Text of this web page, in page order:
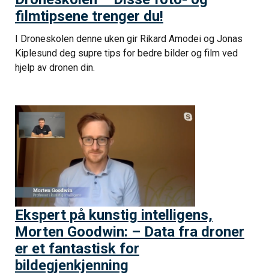
filmtipsene trenger du!
I Droneskolen denne uken gir Rikard Amodei og Jonas
Kiplesund deg supre tips for bedre bilder og film ved
hjelp av dronen din.
Ekspert på kunstig intelligens,
Morten Goodwin: – Data fra droner
er et fantastisk for
bildegjenkjenning